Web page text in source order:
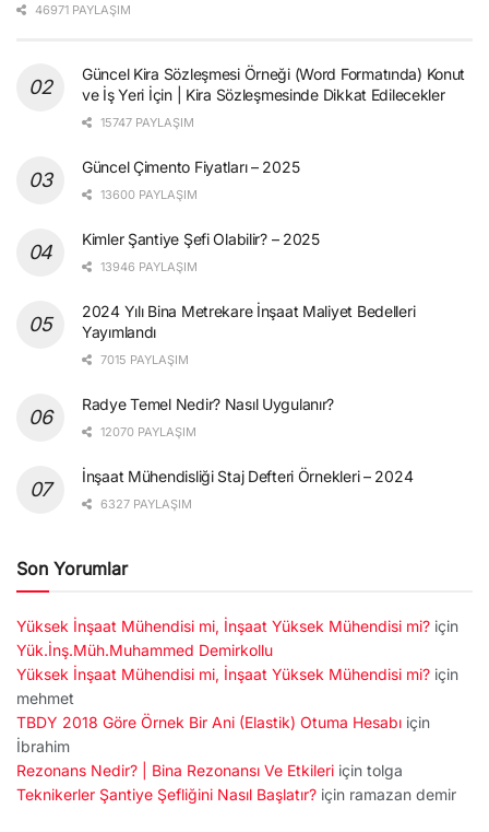
46971 PAYLAŞIM
Güncel Kira Sözleşmesi Örneği (Word Formatında) Konut
ve İş Yeri İçin | Kira Sözleşmesinde Dikkat Edilecekler
15747 PAYLAŞIM
Güncel Çimento Fiyatları – 2025
13600 PAYLAŞIM
Kimler Şantiye Şefi Olabilir? – 2025
13946 PAYLAŞIM
2024 Yılı Bina Metrekare İnşaat Maliyet Bedelleri
Yayımlandı
7015 PAYLAŞIM
Radye Temel Nedir? Nasıl Uygulanır?
12070 PAYLAŞIM
İnşaat Mühendisliği Staj Defteri Örnekleri – 2024
6327 PAYLAŞIM
Son Yorumlar
Yüksek İnşaat Mühendisi mi, İnşaat Yüksek Mühendisi mi? için
Yük.İnş.Müh.Muhammed Demirkollu
Yüksek İnşaat Mühendisi mi, İnşaat Yüksek Mühendisi mi? için
mehmet
TBDY 2018 Göre Örnek Bir Ani (Elastik) Otuma Hesabı için
İbrahim
Rezonans Nedir? | Bina Rezonansı Ve Etkileri için tolga
Teknikerler Şantiye Şefliğini Nasıl Başlatır? için ramazan demir